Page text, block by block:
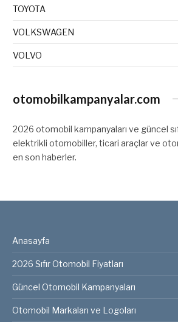
TOYOTA
VOLKSWAGEN
VOLVO
otomobilkampanyalar.com
2026 otomobil kampanyaları ve güncel
elektrikli otomobiller, ticari araçlar ve
en son haberler.
Anasayfa
2026 Sıfır Otomobil Fiyatları
Güncel Otomobil Kampanyaları
Otomobil Markaları ve Logoları